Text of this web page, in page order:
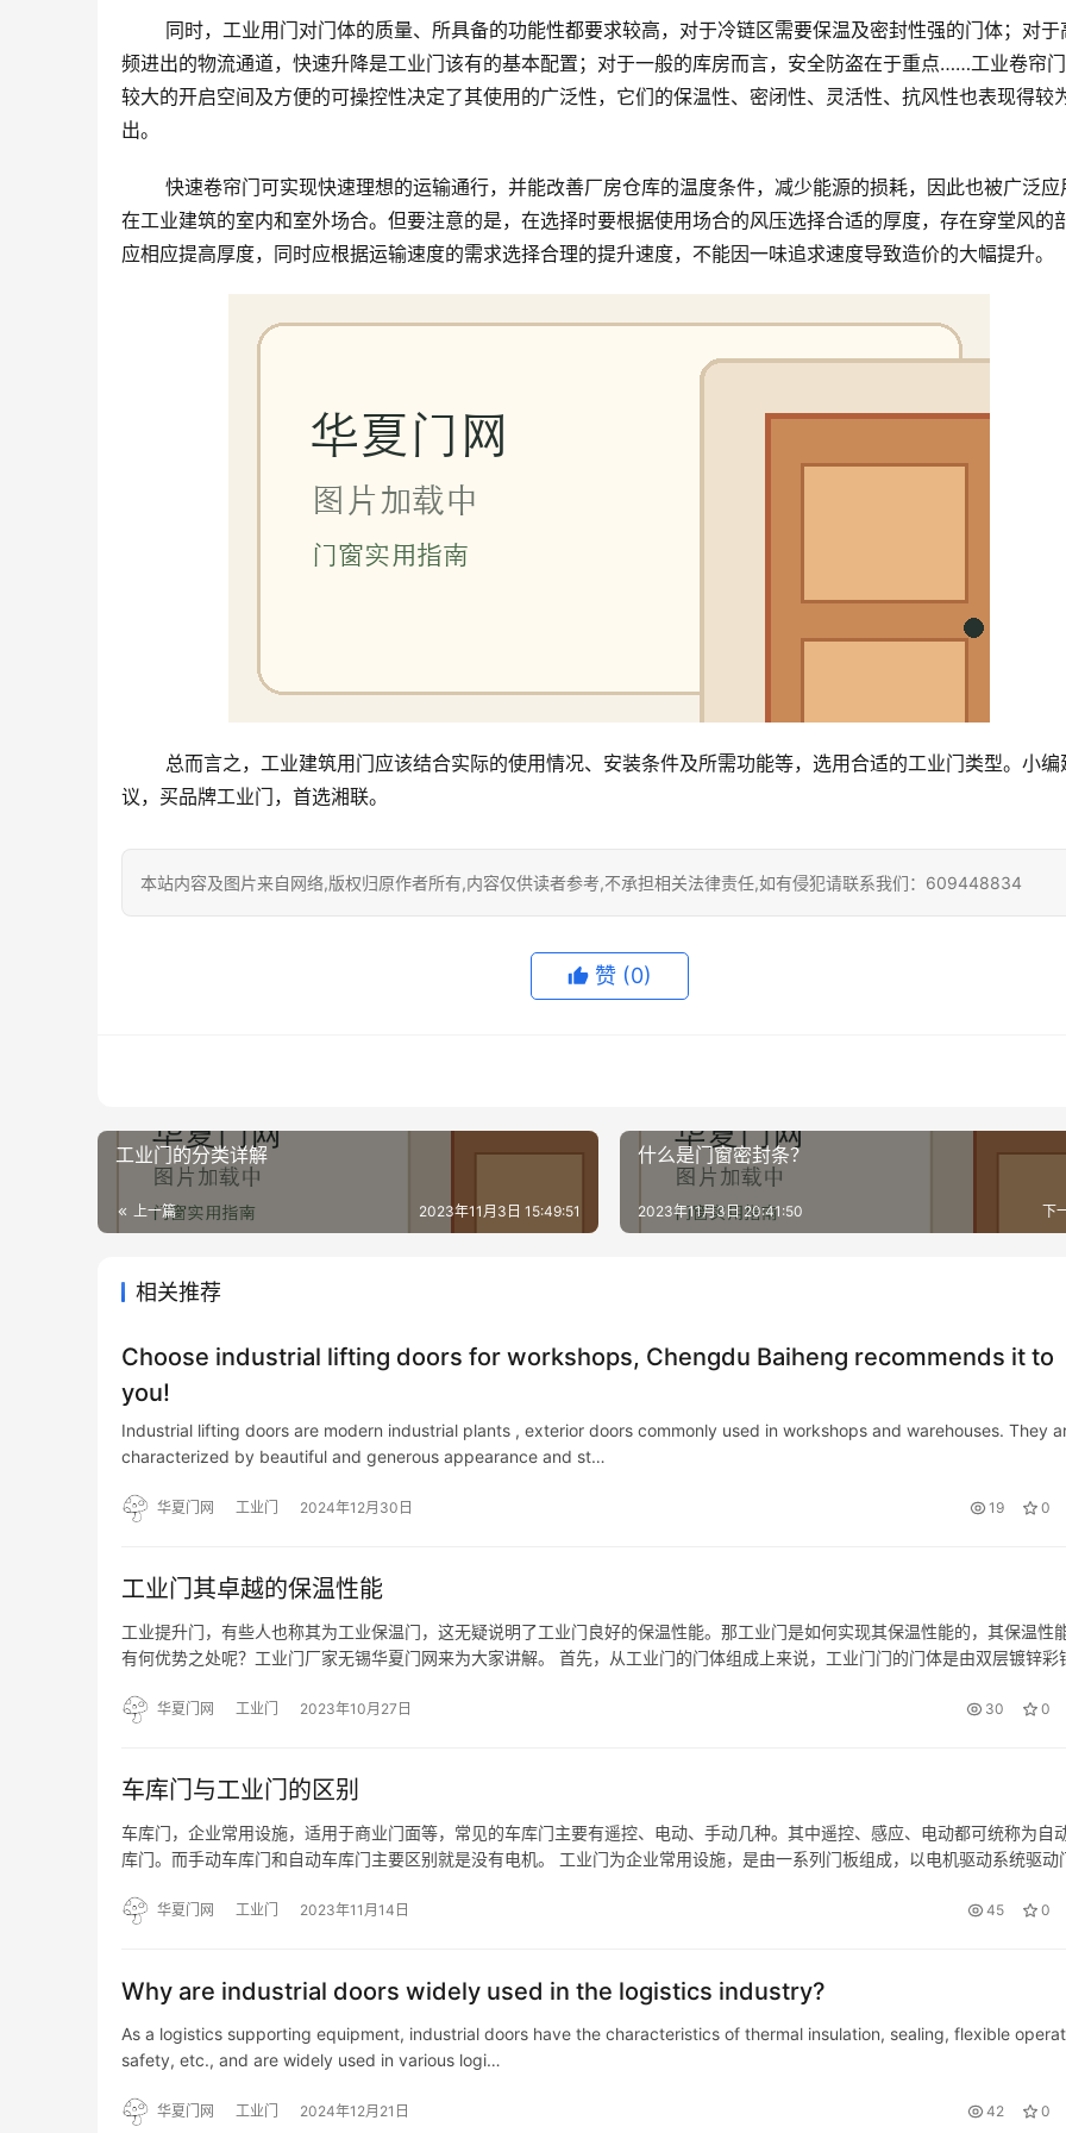
频进出的物流通道，快速升降是工业门该有的基本配置；对于一般的库房而言，安全防盗在于重点……工业卷帘
较大的开启空间及方便的可操控性决定了其使用的广泛性，它们的保温性、密闭性、灵活性、抗风性也表现得较
出。
在工业建筑的室内和室外场合。但要注意的是，在选择时要根据使用场合的风压选择合适的厚度，存在穿堂风的
应相应提高厚度，同时应根据运输速度的需求选择合理的提升速度，不能因一味追求速度导致造价的大幅提升。
议，买品牌工业门，首选湘联。
本站内容及图片来自网络,版权归原作者所有,内容仅供读者参考,不承担相关法律责任,如有侵犯请联系我们：609448834
赞 (0)
工业门的分类详解
上一篇 2023年11月3日 15:49:51
什么是门窗密封条？
下
2023年11月3日 20:41:50
相关推荐
Choose industrial lifting doors for workshops, Chengdu Baiheng recommends it to
you!
Industrial lifting doors are modern industrial plants , exterior doors commonly used in workshops and warehouses. They
characterized by beautiful and generous appearance and st…
华夏门网 工业门 2024年12月30日 19 0
工业门其卓越的保温性能
工业提升门，有些人也称其为工业保温门，这无疑说明了工业门良好的保温性能。那工业门是如何实现其保温性能的，其保温性
有何优势之处呢？工业门厂家无锡华夏门网来为大家讲解。 首先，从工业门的门体组成上来说，工业门门的门体是由双层镀锌彩
当不错…华夏门网 工业门 2023年10月27日 30 0
车库门与工业门的区别
车库门，企业常用设施，适用于商业门面等，常见的车库门主要有遥控、电动、手动几种。其中遥控、感应、电动都可统称为自
库门。而手动车库门和自动车库门主要区别就是没有电机。 工业门为企业常用设施，是由一系列门板组成，以电机驱动系统驱动
外门上。 …
华夏门网 工业门 2023年11月14日 45 0
Why are industrial doors widely used in the logistics industry?
As a logistics supporting equipment, industrial doors have the characteristics of thermal insulation, sealing, flexible
safety, etc., and are widely used in various logi…
华夏门网 工业门 2024年12月21日 42 0